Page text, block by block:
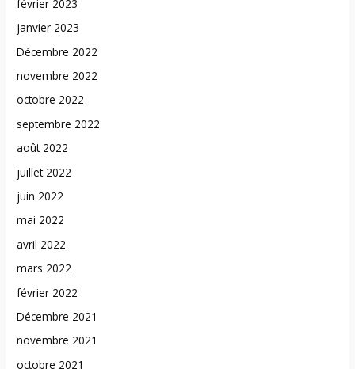
février 2023
janvier 2023
Décembre 2022
novembre 2022
octobre 2022
septembre 2022
août 2022
juillet 2022
juin 2022
mai 2022
avril 2022
mars 2022
février 2022
Décembre 2021
novembre 2021
octobre 2021